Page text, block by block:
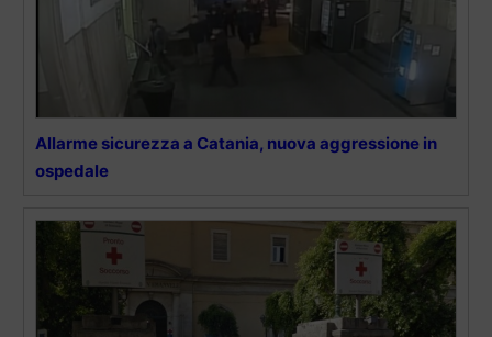
Allarme sicurezza a Catania, nuova aggressione in
ospedale